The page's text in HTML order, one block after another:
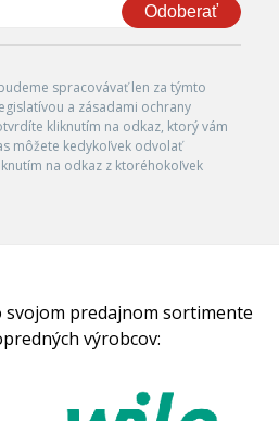
Odoberať
spracovávať len za týmto
a zásadami ochrany
kliknutím na odkaz, ktorý vám
môžete kedykoľvek odvolať
na odkaz z ktoréhokoľvek
svojom predajnom sortimente
výrobcov: